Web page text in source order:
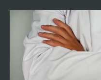
WAT
E-
HEALTH?
ALLES
OVER
DIGITALE
ZORG
UITGELEGD